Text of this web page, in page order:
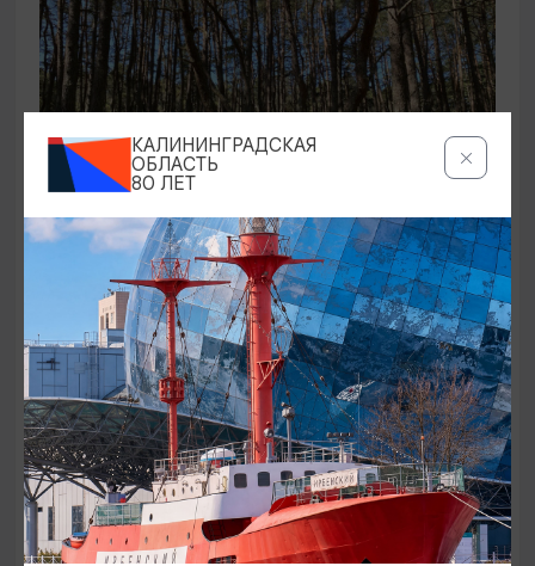
ЭКСКУРСИИ УЧРЕЖДЕНИЙ КУЛЬТУРЫ
Аудиоспектакль «Истории Куршской
косы»
01.02.2026 - 31.12.2026, 13:00
Куршская коса
ОТ 2500₽
КАЛИНИНГРАДСКАЯ
ОБЛАСТЬ
80 ЛЕТ